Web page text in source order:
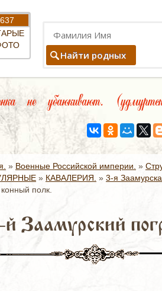
637
Найти родных
не убаюкивают.
» Военные Российской империи. »
» КАВАЛЕРИЯ. » 3-я
полк.
Заамурский